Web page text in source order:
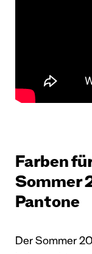
Farben
Sommer
Pantone
Der Sommer